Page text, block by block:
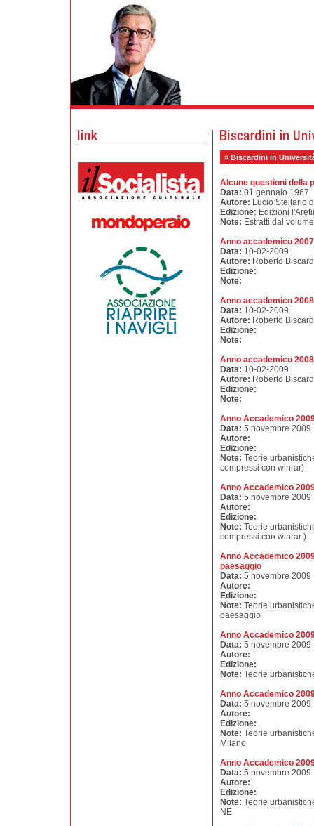
» Biscardini in
Alcune questioni della
Data: 01 gennaio 1967
Autore: Lucio Stellario
Edizione: Edizioni
Note: Estratti dal
Anno accademico
Data: 10-02-2009
Autore: Roberto
Edizione:
Note:
Anno accademico
Data: 10-02-2009
Autore: Roberto
Edizione:
Note:
Anno accademico
Data: 10-02-2009
Autore: Roberto
Edizione:
Note:
Anno Accademico
Data: 5 novembre 2009
Autore:
Edizione:
Note: Teorie
compressi con winrar)
Anno Accademico
Data: 5 novembre 2009
Autore:
Edizione:
Note: Teorie
compressi con winrar )
Anno Accademico
paesaggio
Data: 5 novembre 2009
Autore:
Edizione:
Note: Teorie
paesaggio
Anno Accademico
Data: 5 novembre 2009
Autore:
Edizione:
Note: Teorie
Anno Accademico
Data: 5 novembre 2009
Autore:
Edizione:
Note: Teorie
Milano
Anno Accademico
Data: 5 novembre 2009
Autore:
Edizione:
Note: Teorie
NE